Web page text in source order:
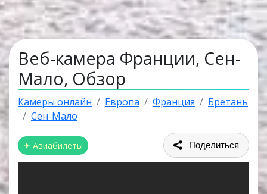
Веб-камера Франции, Сен-
Мало, Обзор
Камеры онлайн Европа Франция
Бретань
Сен-Мало
✈ Авиабилеты Поделиться